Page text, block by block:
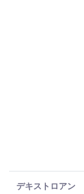
デキストロアン